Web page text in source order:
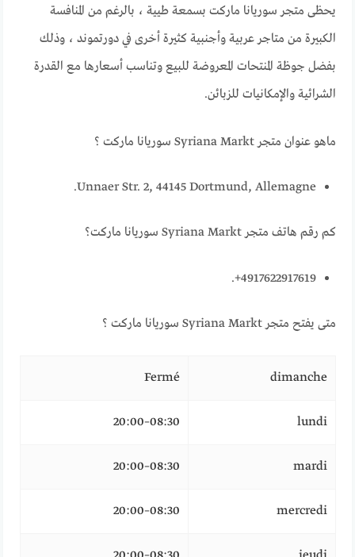
يحظى متجر سوريانا ماركت بسمعة طيية ، بالرغم من المنافسة
الكبيرة من متاجر عربية وأجنبية كثيرة أخرى في دورتموند ، وذلك
بفضل جوظة المنتحات المعروضة للبيع وتناسب أسعارها مع القدرة
الشرائية والإمكانيات للزبائن.
ماهو عنوان متجر Syriana Markt سوريانا ماركت ؟
Unnaer Str. 2, 44145 Dortmund, Allemagne.
كم رقم هاتف متجر Syriana Markt سوريانا ماركت؟
4917622917619+.
متى يفتح متجر Syriana Markt سوريانا ماركت ؟
dimanche
Fermé
lundi
08:30–20:00
mardi
08:30–20:00
mercredi
08:30–20:00